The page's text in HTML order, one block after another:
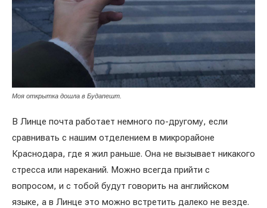
Моя открытка дошла в Будапешт.
В Линце почта работает немного по-другому, если
сравнивать с нашим отделением в микрорайоне
Краснодара, где я жил раньше. Она не вызывает никакого
стресса или нареканий. Можно всегда прийти с
вопросом, и с тобой будут говорить на английском
языке, а в Линце это можно встретить далеко не везде.